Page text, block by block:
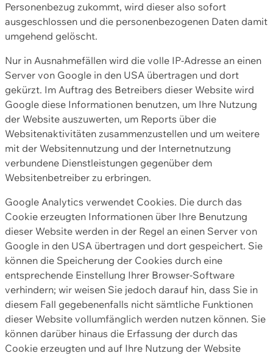
Personenbezug zukommt, wird dieser also sofort
ausgeschlossen und die personenbezogenen Daten damit
umgehend gelöscht.
Nur in Ausnahmefällen wird die volle IP-Adresse an einen
Server von Google in den USA übertragen und dort
gekürzt. Im Auftrag des Betreibers dieser Website wird
Google diese Informationen benutzen, um Ihre Nutzung
der Website auszuwerten, um Reports über die
Websitenaktivitäten zusammenzustellen und um weitere
mit der Websitennutzung und der Internetnutzung
verbundene Dienstleistungen gegenüber dem
Websitenbetreiber zu erbringen.
Google Analytics verwendet Cookies. Die durch das
Cookie erzeugten Informationen über Ihre Benutzung
dieser Website werden in der Regel an einen Server von
Google in den USA übertragen und dort gespeichert. Sie
können die Speicherung der Cookies durch eine
entsprechende Einstellung Ihrer Browser-Software
verhindern; wir weisen Sie jedoch darauf hin, dass Sie in
diesem Fall gegebenenfalls nicht sämtliche Funktionen
dieser Website vollumfänglich werden nutzen können. Sie
können darüber hinaus die Erfassung der durch das
Cookie erzeugten und auf Ihre Nutzung der Website